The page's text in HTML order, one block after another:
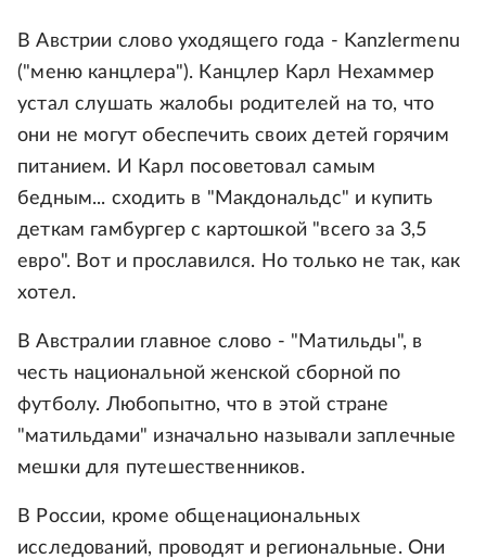
В Австрии слово уходящего года - Kanzlermenu
("меню канцлера"). Канцлер Карл Нехаммер
устал слушать жалобы родителей на то, что
они не могут обеспечить своих детей горячим
питанием. И Карл посоветовал самым
бедным... сходить в "Макдональдс" и купить
деткам гамбургер с картошкой "всего за 3,5
евро". Вот и прославился. Но только не так, как
хотел.
В Австралии главное слово - "Матильды", в
честь национальной женской сборной по
футболу. Любопытно, что в этой стране
"матильдами" изначально называли заплечные
мешки для путешественников.
В России, кроме общенациональных
исследований, проводят и региональные. Они